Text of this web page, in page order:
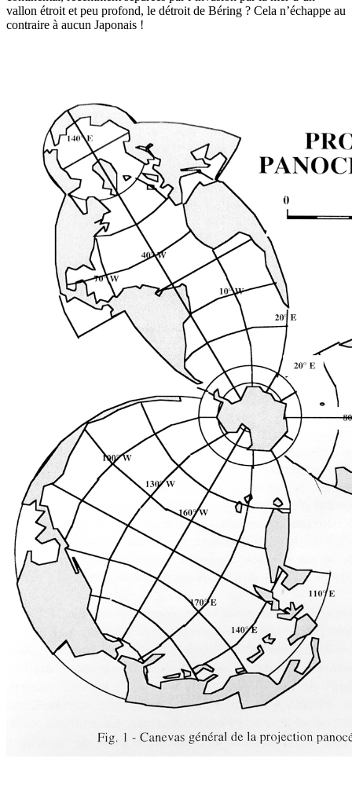
vallon étroit et peu profond, le détroit de Béring ? Cela n’échappe au
contraire à aucun Japonais !